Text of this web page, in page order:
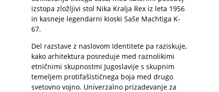
izstopa zložljivi stol Nika Kralja Rex iz leta 1956
in kasneje legendarni kioski Saše Machtiga K-
67.
Del razstave z naslovom Identitete pa raziskuje,
kako arhitektura posreduje med raznolikimi
etničnimi skupnostmi Jugoslavije s skupnim
temeljem protifašističnega boja med drugo
svetovno vojno. Univerzalno prizadevanje za